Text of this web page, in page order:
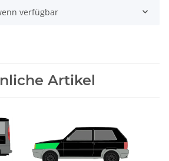
verfügbar
Artikel